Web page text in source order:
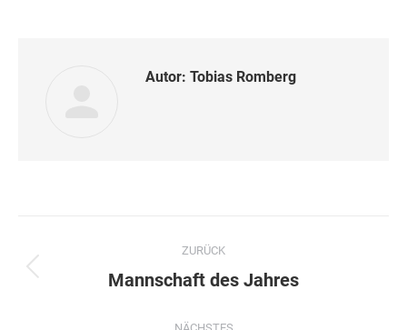
Autor: Tobias Romberg
ZURÜCK
Vorheriger
Mannschaft des Jahres